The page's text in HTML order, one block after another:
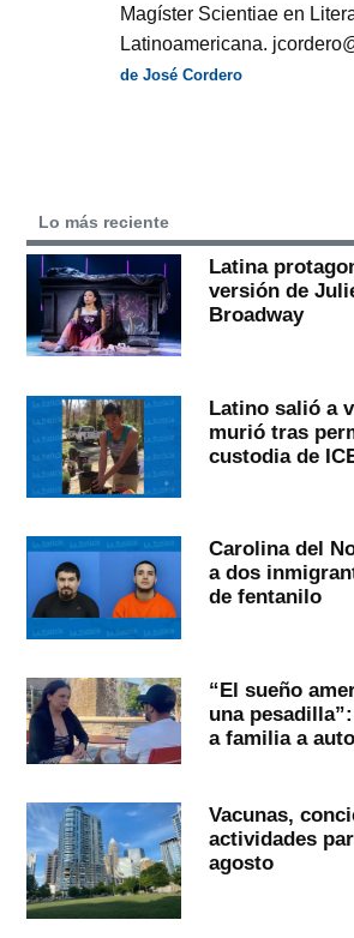
Magíster Scientiae en
Latinoamericana.
de José Cordero
Lo más reciente
Latina
versión de
Broadway
Latino salió a
murió tras
custodia de
Carolina del
a dos
de fentanilo
“El sueño
una
a familia a
Vacunas,
actividades
agosto